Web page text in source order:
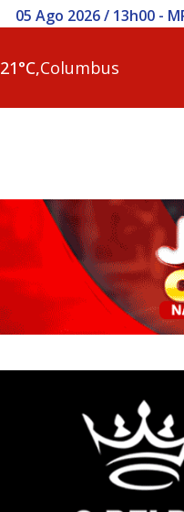
05 Ago 2026 / 13h00 -
21°C,Columbus